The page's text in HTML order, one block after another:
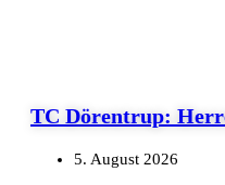
TC Dörentrup:
5. August 2026